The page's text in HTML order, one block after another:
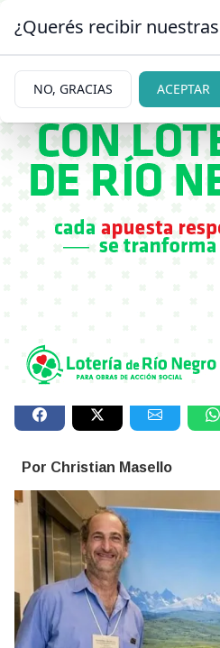
13/05/2026
Una ONG de
mundial y un
Bariloche
Pusieron el acento en la
Por Christian Masello
¿Querés recibir
NO, GRACIAS ACEPTAR